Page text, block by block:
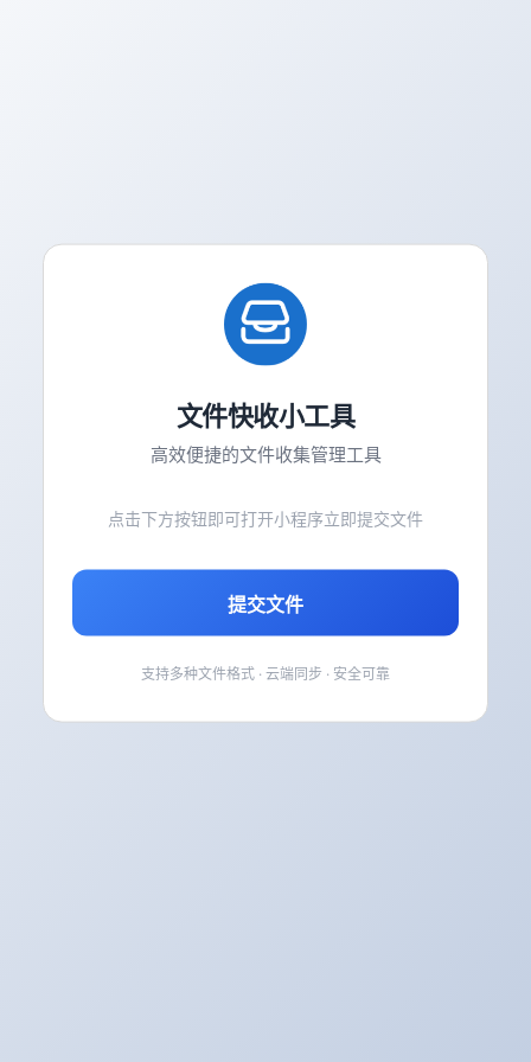
文件快收小工具
高效便捷的文件收集管理工具
点击下方按钮即可打开小程序立即提交文件
提交文件
支持多种文件格式 · 云端同步 · 安全可靠